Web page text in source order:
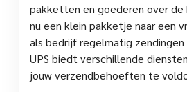
pakketten en goederen over de
nu een klein pakketje naar een
als bedrijf regelmatig
UPS biedt verschillende
jouw verzendbehoeften te